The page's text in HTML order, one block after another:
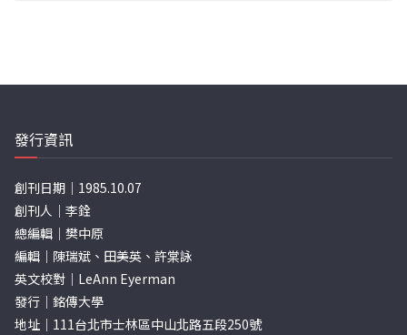
發行資訊
創刊日期｜1985.10.07
創刊人｜李銓
總編輯｜樊中原
編輯｜陳瑞斌、田美英、許棠詠
英文校對｜LeAnn Eyerman
發行｜銘傳大學
地址｜111台北市士林區中山北路五段250號